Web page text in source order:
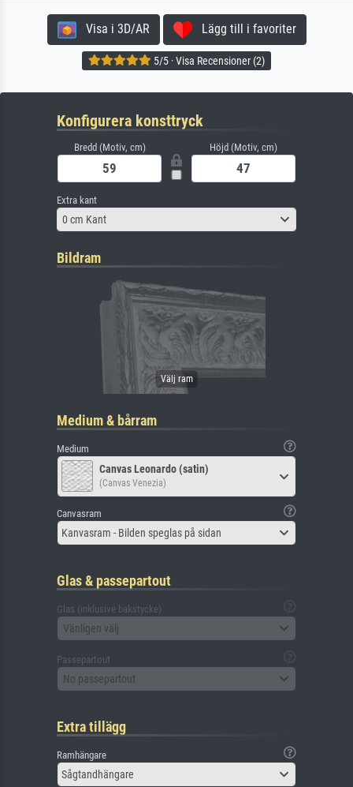
Visa i 3D/AR Lägg till i favoriter
5/5 · Visa Recensioner (2)
Konfigurera konsttryck
Bredd (Motiv, cm) Höjd (Motiv, cm)
Extra kant
0 cm Kant
Bildram
Medium & bårram
Medium
Canvas Leonardo (satin)
(Canvas Venezia)
Canvasram
Kanvasram - Bilden speglas på sidan
Glas & passepartout
Glas (inklusive bakstycke)
Vänligen välj
Passepartout
No passepartout
Extra tillägg
Ramhängare
Sågtandhängare